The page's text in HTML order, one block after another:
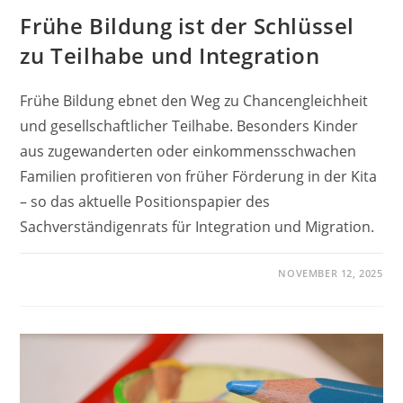
Frühe Bildung ist der Schlüssel
zu Teilhabe und Integration
Frühe Bildung ebnet den Weg zu Chancengleichheit
und gesellschaftlicher Teilhabe. Besonders Kinder
aus zugewanderten oder einkommensschwachen
Familien profitieren von früher Förderung in der Kita
– so das aktuelle Positionspapier des
Sachverständigenrats für Integration und Migration.
NOVEMBER 12, 2025